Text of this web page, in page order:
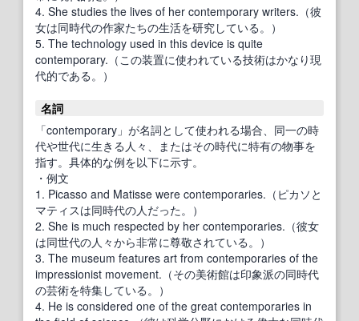
4. She studies the lives of her contemporary writers.（彼
女は同時代の作家たちの生活を研究している。）
5. The technology used in this device is quite
contemporary.（この装置に使われている技術はかなり現
代的である。）
名詞
「contemporary」が名詞として使われる場合、同一の時
代や世代に生きる人々、またはその時代に特有の物事を
指す。具体的な例を以下に示す。
・例文
1. Picasso and Matisse were contemporaries.（ピカソと
マティスは同時代の人だった。）
2. She is much respected by her contemporaries.（彼女
は同世代の人々から非常に尊敬されている。）
3. The museum features art from contemporaries of the
impressionist movement.（その美術館は印象派の同時代
の芸術を特集している。）
4. He is considered one of the great contemporaries in